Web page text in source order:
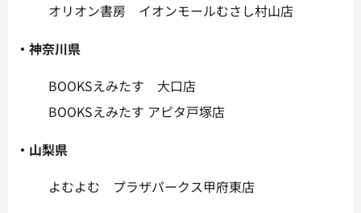
オリオン書房 イオンモールむさし村山店
・神奈川県
BOOKSえみたす 大口店
BOOKSえみたす アピタ戸塚店
・山梨県
よむよむ プラザパークス甲府東店